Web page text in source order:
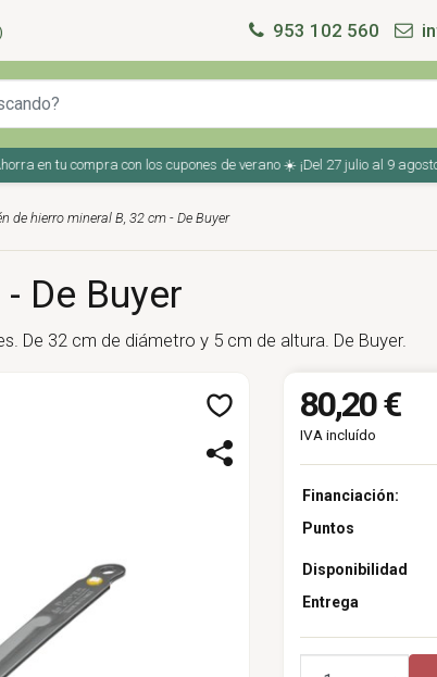
953 102 560
en tu compra con los cupones de verano ☀️ ¡Del 27 julio al 9 agosto!
de hierro mineral B, 32 cm - De Buyer
De Buyer
De 32 cm de diámetro y 5 cm de altura. De Buyer.
80,20 €
IVA incluído
Financiación:
Puntos
Disponibilidad
Entrega
Cantidad